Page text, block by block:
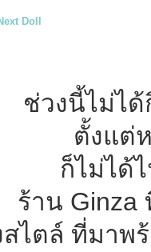
Doll
ช่วงนี้ไม่ไ
ตั้งแต่
ก็ไม่ได้
ร้าน
สไตล์ ที่มา